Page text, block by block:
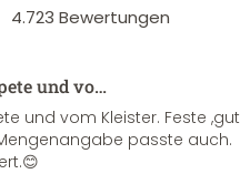
4.723 Bewertungen
und vo…
und vom Kleister. Feste ,gut
passte auch.